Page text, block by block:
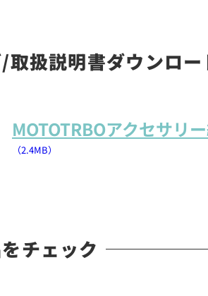
取扱説明書ダウンロー
MOTOTRBOアクセサリ
（2.4MB）
チェック